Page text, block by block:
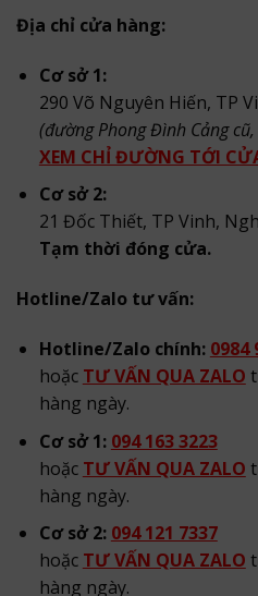
Địa chỉ cửa hàng:
Cơ sở 1:
290 Võ Nguyên Hiến, TP
(đường Phong Đình Cảng cũ,
XEM CHỈ ĐƯỜNG TỚI
Cơ sở 2:
21 Đốc Thiết, TP Vinh,
Tạm thời đóng cửa.
Hotline/Zalo tư vấn:
Hotline/Zalo chính: 0984
hoặc TƯ VẤN QUA ZALO
hàng ngày.
Cơ sở 1: 094 163 3223
hoặc TƯ VẤN QUA ZALO
hàng ngày.
Cơ sở 2: 094 121 7337
hoặc TƯ VẤN QUA ZALO
hàng ngày.